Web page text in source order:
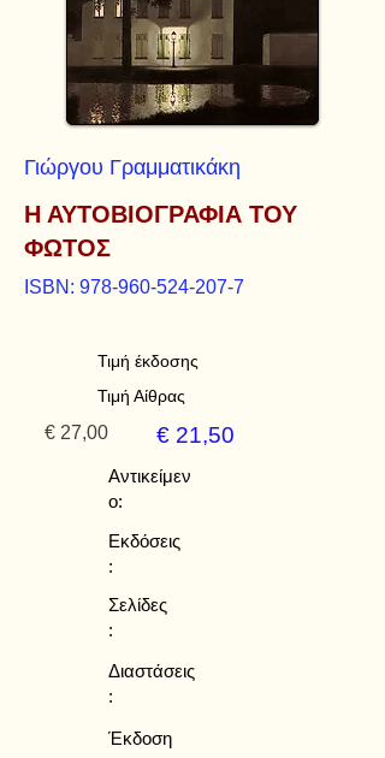
Γιώργου Γραμματικάκη
Η ΑΥΤΟΒΙΟΓΡΑΦΙΑ ΤΟΥ
ΦΩΤΟΣ
ISBN: 978-960-524-207-7
Τιμή έκδοσης
Τιμή Αίθρας
€ 27,00 € 21,50
Αντικείμεν
ο:
Εκδόσεις
:
Σελίδες
:
Διαστάσεις
:
Έκδοση